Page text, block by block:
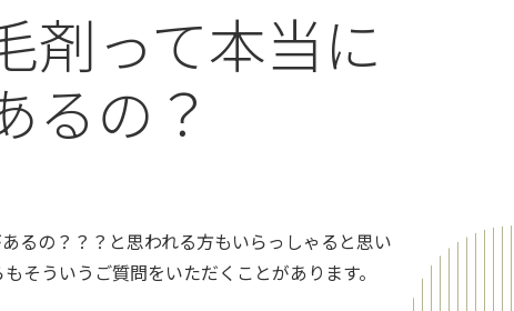
剤って本当に
るの？
るの？？？と思われる方もいらっしゃると思い
そういうご質問をいただくことがあります。